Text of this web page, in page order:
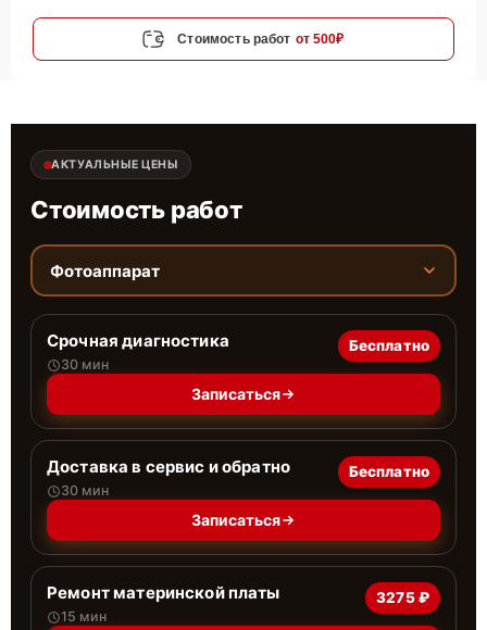
Стоимость работ от 500₽
АКТУАЛЬНЫЕ ЦЕНЫ
Стоимость работ
Фотоаппарат
Срочная диагностика
30 мин
Бесплатно
Записаться
Доставка в сервис и обратно
30 мин
Бесплатно
Записаться
Ремонт материнской платы
15 мин
3275 ₽